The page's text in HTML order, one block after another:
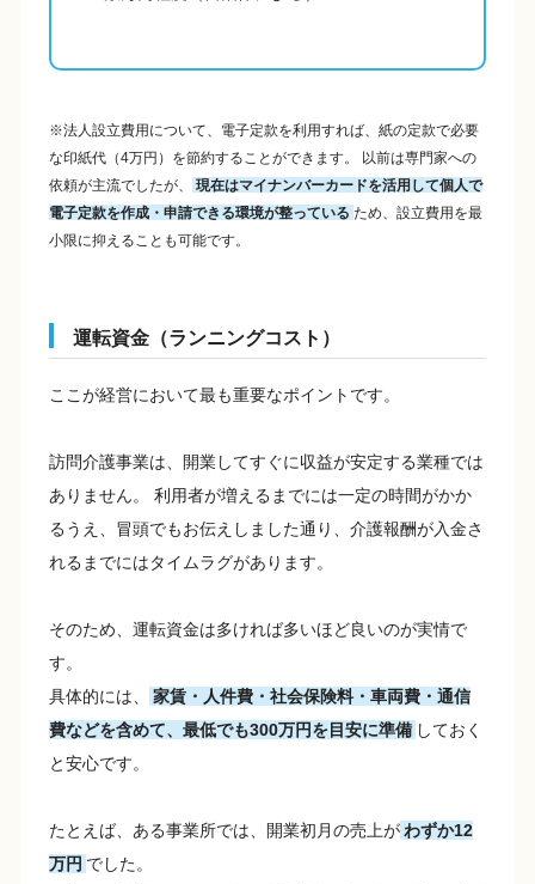
※法人設立費用について、電子定款を利用すれば、紙の定款で必要
な印紙代（4万円）を節約することができます。 以前は専門家への
依頼が主流でしたが、
現在はマイナンバーカードを活用して個人で
電子定款を作成・申請できる環境が整っている ため、設立費用を最
小限に抑えることも可能です。
運転資金（ランニングコスト）
ここが経営において最も重要なポイントです。
訪問介護事業は、開業してすぐに収益が安定する業種では
ありません。 利用者が増えるまでには一定の時間がかか
るうえ、冒頭でもお伝えしました通り、介護報酬が入金さ
れるまでにはタイムラグがあります。
そのため、運転資金は多ければ多いほど良いのが実情で
す。
具体的には、
家賃・人件費・社会保険料・車両費・通信
費などを含めて、最低でも300万円を目安に準備 しておく
と安心です。
たとえば、ある事業所では、開業初月の売上がわずか12
万円 でした。